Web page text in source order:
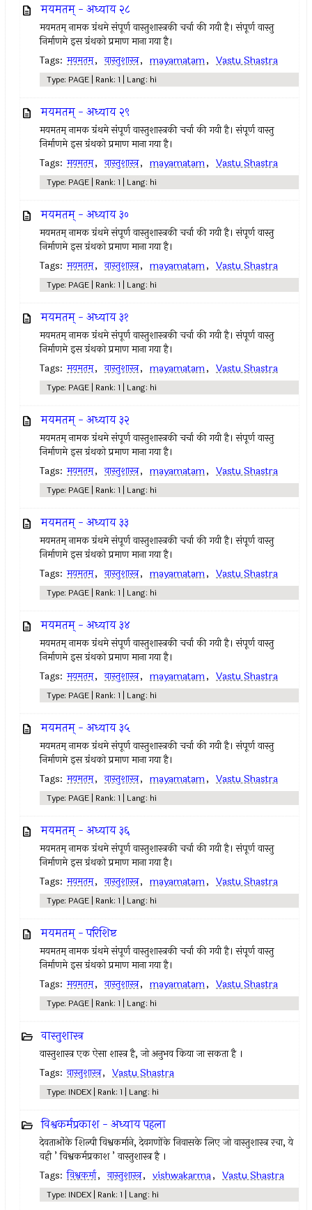
मयमतम्‌ - अध्याय २८
मयमतम्‌ नामक ग्रंथमे संपूर्ण वास्तुशास्त्रकी चर्चा की गयी है। संपूर्ण वास्तु
निर्माणमे इस ग्रंथको प्रमाण माना गया है।
Tags: मयमतम्‌, वास्तुशास्त्र, mayamatam, Vastu Shastra
Type: PAGE | Rank: 1 | Lang: hi
मयमतम्‌ - अध्याय २९
मयमतम्‌ नामक ग्रंथमे संपूर्ण वास्तुशास्त्रकी चर्चा की गयी है। संपूर्ण वास्तु
निर्माणमे इस ग्रंथको प्रमाण माना गया है।
Tags: मयमतम्‌, वास्तुशास्त्र, mayamatam, Vastu Shastra
Type: PAGE | Rank: 1 | Lang: hi
मयमतम्‌ - अध्याय ३०
मयमतम्‌ नामक ग्रंथमे संपूर्ण वास्तुशास्त्रकी चर्चा की गयी है। संपूर्ण वास्तु
निर्माणमे इस ग्रंथको प्रमाण माना गया है।
Tags: मयमतम्‌, वास्तुशास्त्र, mayamatam, Vastu Shastra
Type: PAGE | Rank: 1 | Lang: hi
मयमतम् - अध्याय ३१
मयमतम्‌ नामक ग्रंथमे संपूर्ण वास्तुशास्त्रकी चर्चा की गयी है। संपूर्ण वास्तु
निर्माणमे इस ग्रंथको प्रमाण माना गया है।
Tags: मयमतम्‌, वास्तुशास्त्र, mayamatam, Vastu Shastra
Type: PAGE | Rank: 1 | Lang: hi
मयमतम् - अध्याय ३२
मयमतम्‌ नामक ग्रंथमे संपूर्ण वास्तुशास्त्रकी चर्चा की गयी है। संपूर्ण वास्तु
निर्माणमे इस ग्रंथको प्रमाण माना गया है।
Tags: मयमतम्‌, वास्तुशास्त्र, mayamatam, Vastu Shastra
Type: PAGE | Rank: 1 | Lang: hi
मयमतम् - अध्याय ३३
मयमतम्‌ नामक ग्रंथमे संपूर्ण वास्तुशास्त्रकी चर्चा की गयी है। संपूर्ण वास्तु
निर्माणमे इस ग्रंथको प्रमाण माना गया है।
Tags: मयमतम्‌, वास्तुशास्त्र, mayamatam, Vastu Shastra
Type: PAGE | Rank: 1 | Lang: hi
मयमतम् - अध्याय ३४
मयमतम्‌ नामक ग्रंथमे संपूर्ण वास्तुशास्त्रकी चर्चा की गयी है। संपूर्ण वास्तु
निर्माणमे इस ग्रंथको प्रमाण माना गया है।
Tags: मयमतम्‌, वास्तुशास्त्र, mayamatam, Vastu Shastra
Type: PAGE | Rank: 1 | Lang: hi
मयमतम् - अध्याय ३५
मयमतम्‌ नामक ग्रंथमे संपूर्ण वास्तुशास्त्रकी चर्चा की गयी है। संपूर्ण वास्तु
निर्माणमे इस ग्रंथको प्रमाण माना गया है।
Tags: मयमतम्‌, वास्तुशास्त्र, mayamatam, Vastu Shastra
Type: PAGE | Rank: 1 | Lang: hi
मयमतम् - अध्याय ३६
मयमतम्‌ नामक ग्रंथमे संपूर्ण वास्तुशास्त्रकी चर्चा की गयी है। संपूर्ण वास्तु
निर्माणमे इस ग्रंथको प्रमाण माना गया है।
Tags: मयमतम्‌, वास्तुशास्त्र, mayamatam, Vastu Shastra
Type: PAGE | Rank: 1 | Lang: hi
मयमतम्‌ - परिशिष्ट
मयमतम्‌ नामक ग्रंथमे संपूर्ण वास्तुशास्त्रकी चर्चा की गयी है। संपूर्ण वास्तु
निर्माणमे इस ग्रंथको प्रमाण माना गया है।
Tags: मयमतम्‌, वास्तुशास्त्र, mayamatam, Vastu Shastra
Type: PAGE | Rank: 1 | Lang: hi
वास्तुशास्त्र
वास्तुशास्त्र एक ऐसा शास्त्र है, जो अनुभव किया जा सकता है ।
Tags: वास्तुशास्त्र, Vastu Shastra
Type: INDEX | Rank: 1 | Lang: hi
विश्वकर्मप्रकाश - अध्याय पहला
देवताओंके शिल्पी विश्वकर्माने, देवगणोंके निवासके लिए जो वास्तुशास्त्र रचा, ये
वही ’ विश्वकर्मप्रकाश ’ वास्तुशास्त्र है ।
Tags: विश्वकर्मा, वास्तुशास्त्र, vishwakarma, Vastu Shastra
Type: INDEX | Rank: 1 | Lang: hi